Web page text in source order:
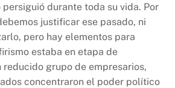
persiguió durante toda su vida. Por
justificar ese pasado, ni
pero hay elementos para
estaba en etapa de
reducido grupo de empresarios,
concentraron el poder político